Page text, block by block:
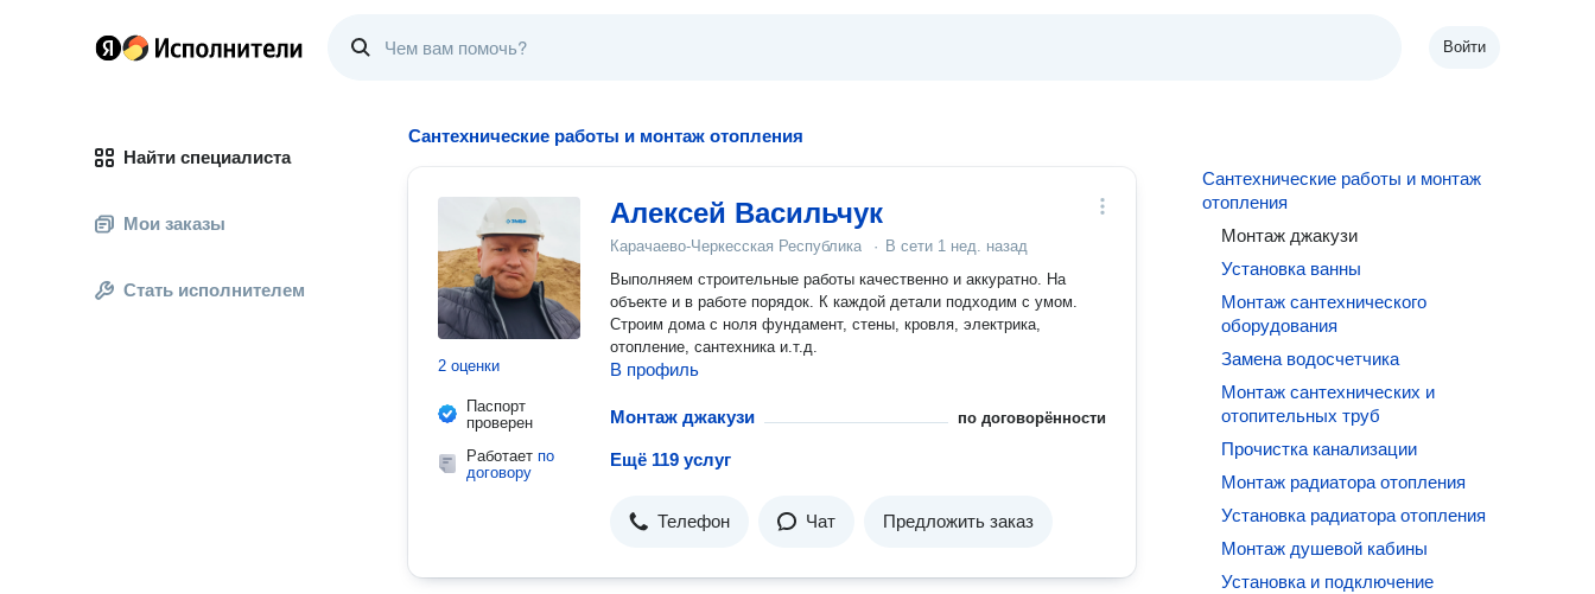
Войти
Найти специалиста
Мои заказы
Стать исполнителем
Сантехнические работы и монтаж отопления
2 оценки
Паспорт
проверен
Работает по
договору
Алексей Васильчук
Карачаево-Черкесская Республика · В сети 1 нед. назад
Выполняем строительные работы качественно и аккуратно. На
объекте и в работе порядок. К каждой детали подходим с умом.
Строим дома с ноля фундамент, стены, кровля, электрика,
отопление, сантехника и.т.д.
В профиль
Монтаж джакузи по договорённости
Ещё 119 услуг
Телефон Чат Предложить заказ
Сантехнические работы и монтаж
отопления
Монтаж джакузи
Установка ванны
Монтаж сантехнического
оборудования
Замена водосчетчика
Монтаж сантехнических и
отопительных труб
Прочистка канализации
Монтаж радиатора отопления
Установка радиатора отопления
Монтаж душевой кабины
Установка и подключение